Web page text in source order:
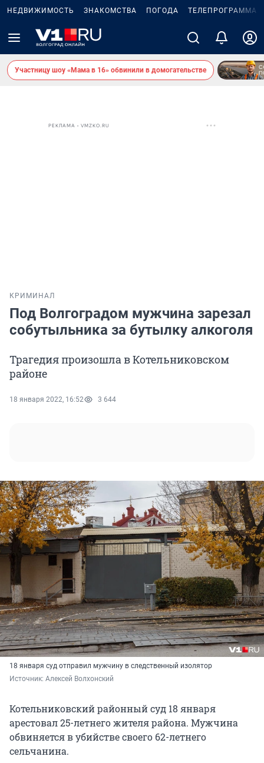
НЕДВИЖИМОСТЬ ЗНАКОМСТВА ПОГОДА ТЕЛЕПРОГРАММА
Участницу шоу «Мама в 16» обвинили в домогательстве
РЕКЛАМА • VMZKO.RU
КРИМИНАЛ
Под Волгоградом мужчина зарезал
собутыльника за бутылку алкоголя
Трагедия произошла в Котельниковском
районе
18 января 2022, 16:52 3 644
18 января суд отправил мужчину в следственный изолятор
Источник: Алексей Волхонский
Котельниковский районный суд 18 января
арестовал 25-летнего жителя района. Мужчина
обвиняется в убийстве своего 62-летнего
сельчанина.